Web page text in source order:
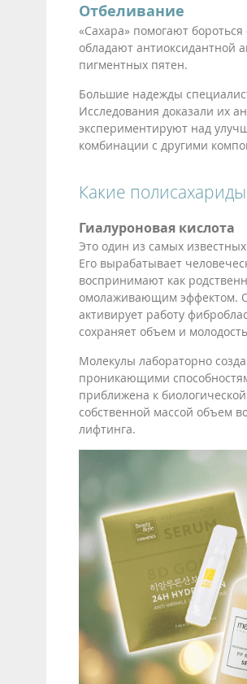
Отбеливание
«Сахара» помогают
обладают антиоксидантной
пигментных пятен.
Большие надежды
Исследования доказали их
экспериментируют над
комбинации с другими
Какие
Гиалуроновая кислота
Это один из самых
Его вырабатывает
воспринимают как
омолаживающим эффектом.
активирует работу
сохраняет объем и
Молекулы лабораторно
проникающими
приближена к
собственной массой объем
лифтинга.